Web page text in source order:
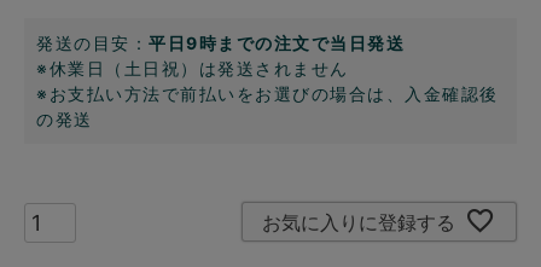
発送の目安： 平日9時までの注文で当日発送
※休業日（土日祝）は発送されません
※お支払い方法で前払いをお選びの場合は、入金確認後
の発送
お気に入りに登録する